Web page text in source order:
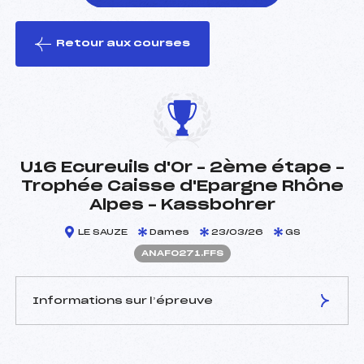
le ski
Retour aux courses
U16 Ecureuils d'Or – 2ème étape –
Trophée Caisse d'Epargne Rhône
Alpes – Kassbohrer
LE SAUZE Dames 23/03/26 GS
ANAF0271.FFS
Informations sur l’épreuve